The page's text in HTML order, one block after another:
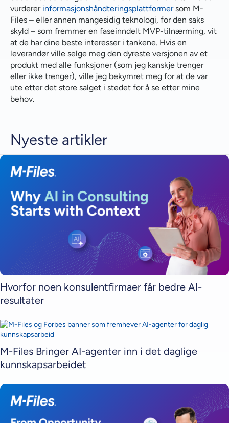
vurderer informasjonshåndteringsplattformersom M-
Files – eller annen mangesidig teknologi, for den saks
skyld – som fremmer en faseinndelt MVP-tilnærming, vit
at de har dine beste interesser i tankene. Hvis en
leverandør ville selge meg den dyreste versjonen av et
produkt med alle funksjoner (som jeg kanskje trenger
eller ikke trenger), ville jeg bekymret meg for at de var
ute etter det store salget i stedet for å se etter mine
behov.
Nyeste artikler
Hvorfor noen konsulentfirmaer får bedre AI-
resultater
M-Files Bringer AI-agenter inn i det daglige
kunnskapsarbeidet